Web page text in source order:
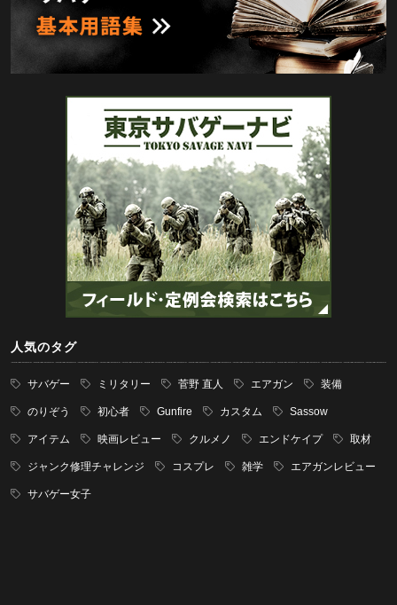
人気のタグ
サバゲー ミリタリー 菅野 直人 エアガン 装備
のりぞう 初心者 Gunfire カスタム Sassow
アイテム 映画レビュー クルメノ エンドケイプ 取材
ジャンク修理チャレンジ コスプレ 雑学 エアガンレビュー
サバゲー女子